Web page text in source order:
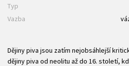
Typ
Vazba
Dějiny piva jsou zatím nejobsáhlejší
dějiny piva od neolitu až do 16. století,